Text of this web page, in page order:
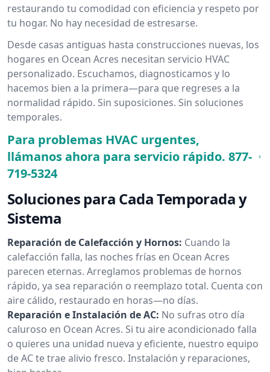
restaurando tu comodidad con eficiencia y respeto por
tu hogar. No hay necesidad de estresarse.
Desde casas antiguas hasta construcciones nuevas, los
hogares en Ocean Acres necesitan servicio HVAC
personalizado. Escuchamos, diagnosticamos y lo
hacemos bien a la primera—para que regreses a la
normalidad rápido. Sin suposiciones. Sin soluciones
temporales.
Para problemas HVAC urgentes,
llámanos ahora para servicio rápido. 877-
719-5324
Soluciones para Cada Temporada y
Sistema
Reparación de Calefacción y Hornos: Cuando la
calefacción falla, las noches frías en Ocean Acres
parecen eternas. Arreglamos problemas de hornos
rápido, ya sea reparación o reemplazo total. Cuenta con
aire cálido, restaurado en horas—no días.
Reparación e Instalación de AC: No sufras otro día
caluroso en Ocean Acres. Si tu aire acondicionado falla
o quieres una unidad nueva y eficiente, nuestro equipo
de AC te trae alivio fresco. Instalación y reparaciones,